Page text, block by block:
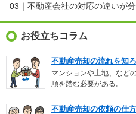
03｜不動産会社の対応の違いが
お役立ちコラム
不動産売却の流れを知
マンションや土地、など
順を踏む必要がある。
不動産売却の依頼の仕